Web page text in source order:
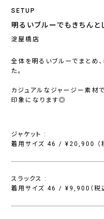
SETUP
明るいブルーでもきちんと
淀屋橋店
全体を明るいブルーでまとめ
た。
カジュアルなジャージー素材
印象になります◎
ジャケット :
着用サイズ 46 / ¥20,900 （
スラックス :
着用サイズ 46 / ¥9,900（税